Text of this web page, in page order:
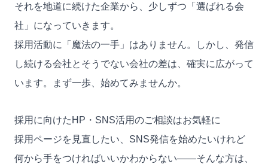
それを地道に続けた企業から、少しずつ「選ばれる会
社」になっていきます。
採用活動に「魔法の一手」はありません。しかし、発信
し続ける会社とそうでない会社の差は、確実に広がって
います。まず一歩、始めてみませんか。
採用に向けたHP・SNS活用のご相談はお気軽に
採用ページを見直したい、SNS発信を始めたいけれど
何から手をつければいいかわからない——そんな方は、